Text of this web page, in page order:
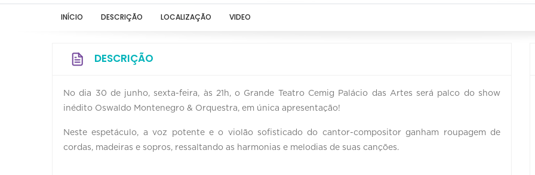
INÍCIO DESCRIÇÃO LOCALIZAÇÃO VIDEO
DESCRIÇÃO
No dia 30 de junho, sexta-feira, às 21h, o Grande Teatro Cemig Palácio das Artes será palco do show
inédito Oswaldo Montenegro & Orquestra, em única apresentação!
Neste espetáculo, a voz potente e o violão sofisticado do cantor-compositor ganham roupagem de
cordas, madeiras e sopros, ressaltando as harmonias e melodias de suas canções.